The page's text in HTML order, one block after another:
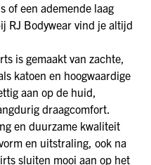
of een ademende laag
RJ Bodywear vind je altijd
is gemaakt van zachte,
katoen en hoogwaardige
aan op de huid,
draagcomfort.
en duurzame kwaliteit
en uitstraling, ook na
sluiten mooi aan op het